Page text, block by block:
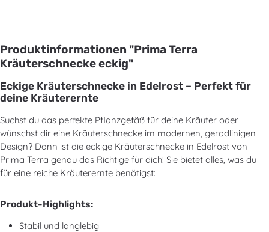
Produktinformationen "Prima Terra
Kräuterschnecke eckig"
Eckige Kräuterschnecke in Edelrost – Perfekt für
deine Kräuterernte
Suchst du das perfekte Pflanzgefäß für deine Kräuter oder
wünschst dir eine Kräuterschnecke im modernen, geradlinigen
Design? Dann ist die eckige Kräuterschnecke in Edelrost von
Prima Terra genau das Richtige für dich! Sie bietet alles, was du
für eine reiche Kräuterernte benötigst:
Produkt-Highlights:
Stabil und langlebig